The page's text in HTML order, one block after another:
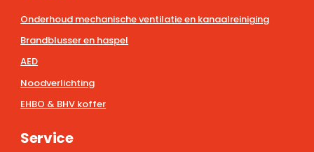
Onderhoud mechanische ventilatie en kanaalreiniging
Brandblusser en haspel
AED
Noodverlichting
EHBO & BHV koffer
Service